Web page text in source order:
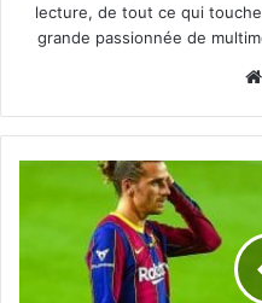
lecture, de tout ce qui
grande passionnée de